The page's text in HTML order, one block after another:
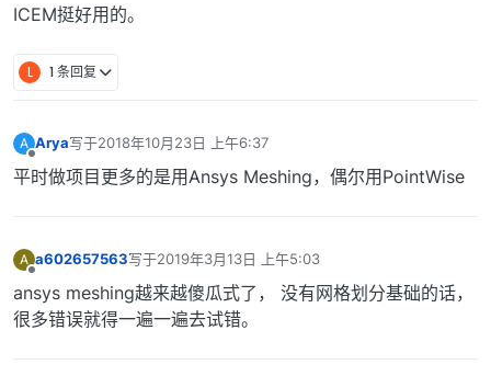
ICEM挺好用的。
L 1 条回复
A Arya写于2018年10月23日 上午6:37
最后由 编辑
平时做项目更多的是用Ansys Meshing，偶尔用PointWise
A a602657563写于2019年3月13日 上午5:03
最后由 编辑
ansys meshing越来越傻瓜式了， 没有网格划分基础的话，
很多错误就得一遍一遍去试错。